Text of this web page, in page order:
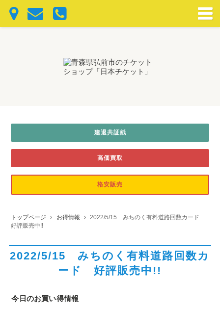
建退共証紙
高価買取
格安販売
トップページ お得情報
2022/5/15 みちのく有料道路回数カード
好評販売中!!
2022/5/15 みちのく有料道路回数カ
ード 好評販売中!!
今日のお買い得情報